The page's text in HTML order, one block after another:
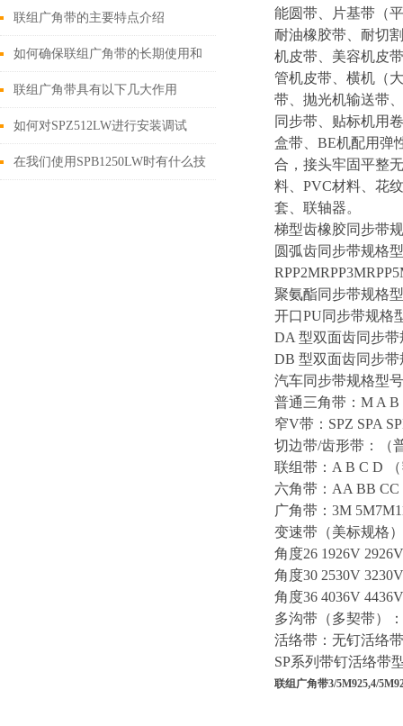
要点
联组广角带的主要特点介绍
如何确保联组广角带的长期使用和
性能呢？
联组广角带具有以下几大作用
如何对SPZ512LW进行安装调试
在我们使用SPB1250LW时有什么技
能圆带、片基带（
耐油橡胶带、耐切
机皮带、美容机皮
管机皮带、横机（
带、抛光机输送带
同步带、贴标机用
盒带、BE机配用弹
合，接头牢固平整
料、PVC材料、花
套、联轴器。
梯型齿橡胶同步带
圆弧齿同步带规格
聚氨酯同步带规格
开口PU同步带规格
DA 型双面齿同步
DB 型双面齿同步
汽车同步带规格型
普通三角带：M A B
窄V带：SPZ SPA
切边带/齿形带：（
联组带：A B C D
六角带：AA BB CC
广角带：3M
变速带（美标规格
角度26 1926V
角度30 2530V
角度36 4036V
多沟带（多契带）
活络带：无钉活络
SP系列带钉活络带
联组广角带3/5M925,4/